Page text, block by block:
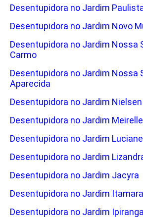
Desentupidora no Jardim
Desentupidora no Jardim Novo
Desentupidora no Jardim Nossa
Carmo
Desentupidora no Jardim Nossa
Aparecida
Desentupidora no Jardim Nielsen
Desentupidora no Jardim
Desentupidora no Jardim Luciane
Desentupidora no Jardim
Desentupidora no Jardim Jacyra
Desentupidora no Jardim
Desentupidora no Jardim Ipiranga